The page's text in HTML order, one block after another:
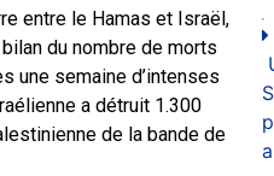
entre le Hamas et Israël,
du nombre de morts
une semaine d’intenses
a détruit 1.300
de la bande de